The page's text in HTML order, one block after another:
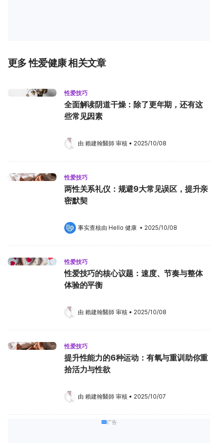
更多 性爱健康 相关文章
性爱技巧
全面解读阴道干燥：除了更年期，还有这
些常见因素
由 賴建翰醫師 审核 • 2025/10/08
性爱技巧
两性关系礼仪：规避9大常见误区，提升亲
密默契
事实查核由 Hello 健康 • 2025/10/08
性爱技巧
性爱技巧的核心议题：速度、节奏与整体
体验的平衡
由 賴建翰醫師 审核 • 2025/10/08
性爱技巧
提升性能力的6种运动：有氧与重训助你重
拾活力与性欲
由 賴建翰醫師 审核 • 2025/10/07
广告